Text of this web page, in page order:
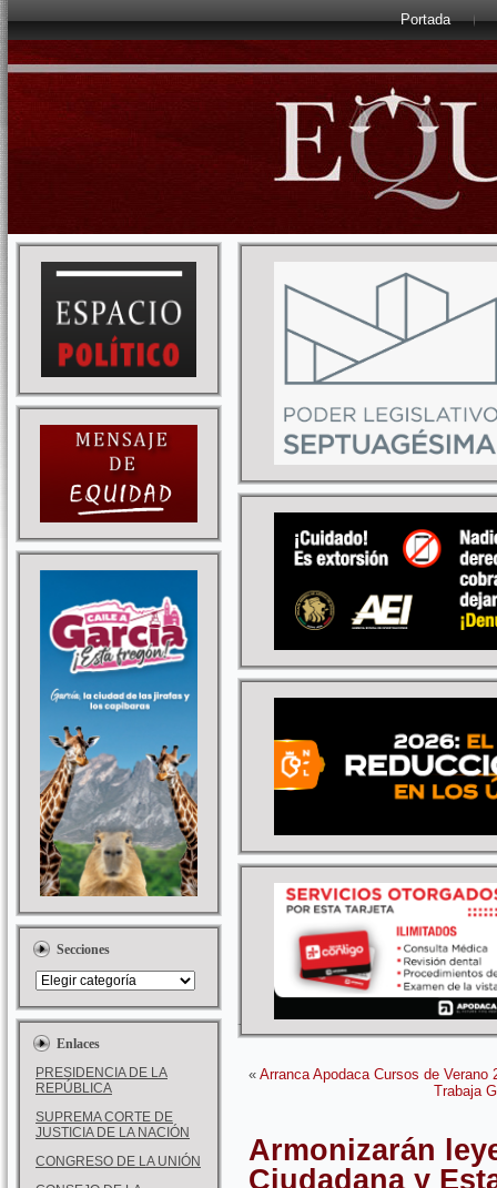
Portada
Secciones
Enlaces
PRESIDENCIA DE LA
REPÚBLICA
SUPREMA CORTE DE
JUSTICIA DE LA NACIÓN
CONGRESO DE LA UNIÓN
« Arranca Apodaca Cursos de Verano
Trabaja
Armonizarán
Ciudadana y